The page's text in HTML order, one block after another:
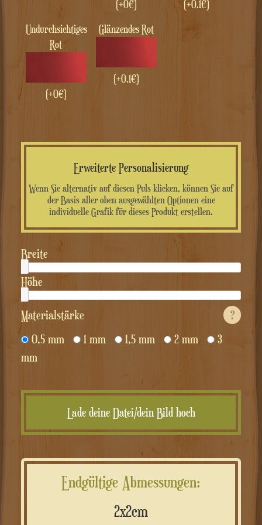
(+0€)
(+0.1€)
Undurchsichtiges
Rot
(+0€)
Glänzendes Rot
(+0.1€)
Erweiterte Personalisierung
Wenn Sie alternativ auf diesen Puls klicken, können Sie auf
der Basis aller oben ausgewählten Optionen eine
individuelle Grafik für dieses Produkt erstellen.
Breite
Höhe
Materialstärke
?
0,5 mm
1 mm 1,5 mm 2 mm
3
mm
Lade deine Datei/dein Bild hoch
Endgültige Abmessungen:
2x2cm